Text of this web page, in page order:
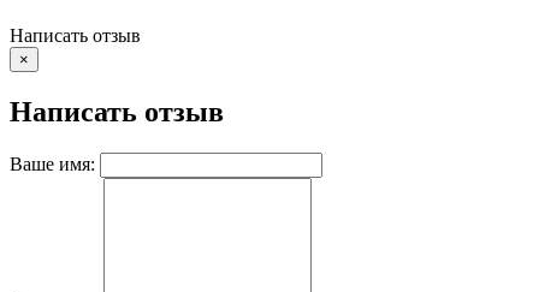
Написать отзыв
×
Написать отзыв
Ваше имя: